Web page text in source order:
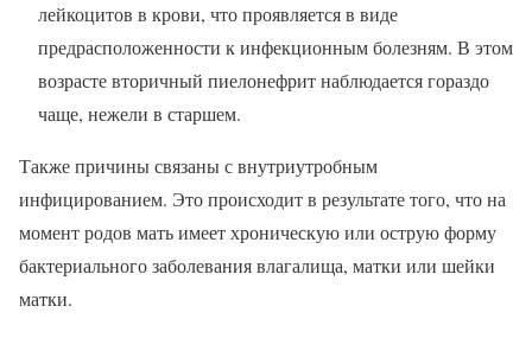
лейкоцитов в крови, что проявляется в виде
предрасположенности к инфекционным болезням. В этом
возрасте вторичный пиелонефрит наблюдается гораздо
чаще, нежели в старшем.
Также причины связаны с внутриутробным
инфицированием. Это происходит в результате того, что на
момент родов мать имеет хроническую или острую форму
бактериального заболевания влагалища, матки или шейки
матки.